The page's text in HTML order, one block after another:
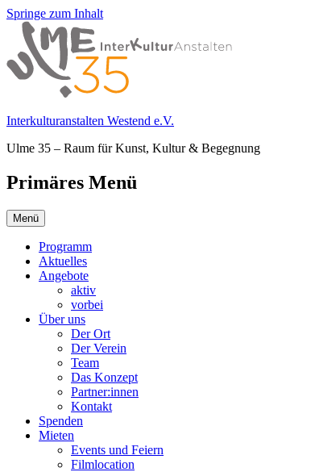
Springe zum Inhalt
Interkulturanstalten Westend e.V.
Ulme 35 – Raum für Kunst, Kultur & Begegnung
Primäres Menü
Menü
Programm
Aktuelles
Angebote
aktiv
vorbei
Über uns
Der Ort
Der Verein
Team
Das Konzept
Partner:innen
Kontakt
Spenden
Mieten
Events und Feiern
Filmlocation